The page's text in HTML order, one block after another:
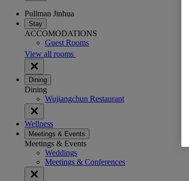
Pullman Jinhua
Stay
ACCOMODATIONS
Guest Rooms
View all rooms
Dining
Dining
Wujiangchun Restaurant
Wellness
Meetings & Events
Meetings & Events
Weddings
Meetings & Conferences